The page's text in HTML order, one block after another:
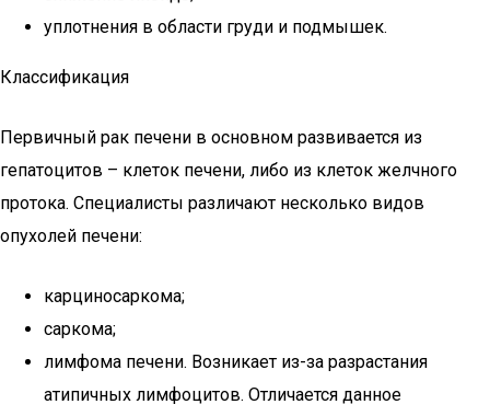
уплотнения в области груди и подмышек.
Классификация
Первичный рак печени в основном развивается из
гепатоцитов – клеток печени, либо из клеток желчного
протока. Специалисты различают несколько видов
опухолей печени:
карциносаркома;
саркома;
лимфома печени. Возникает из-за разрастания
атипичных лимфоцитов. Отличается данное